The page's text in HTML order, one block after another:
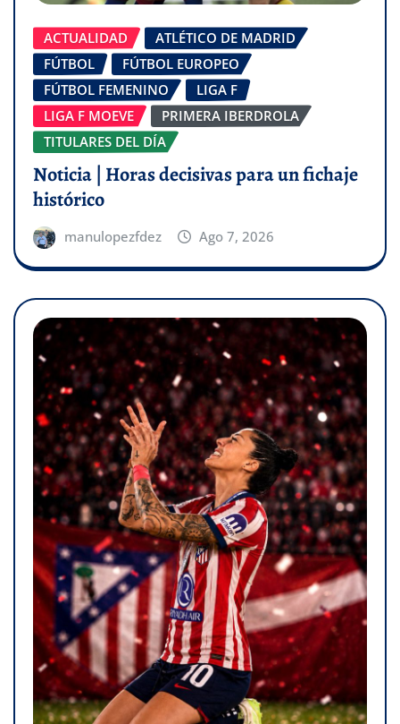
ACTUALIDAD
ATLÉTICO DE MADRID
FÚTBOL
FÚTBOL EUROPEO
FÚTBOL FEMENINO
LIGA F
LIGA F MOEVE
PRIMERA IBERDROLA
TITULARES DEL DÍA
Noticia | Horas decisivas para un fichaje
histórico
manulopezfdez Ago 7, 2026